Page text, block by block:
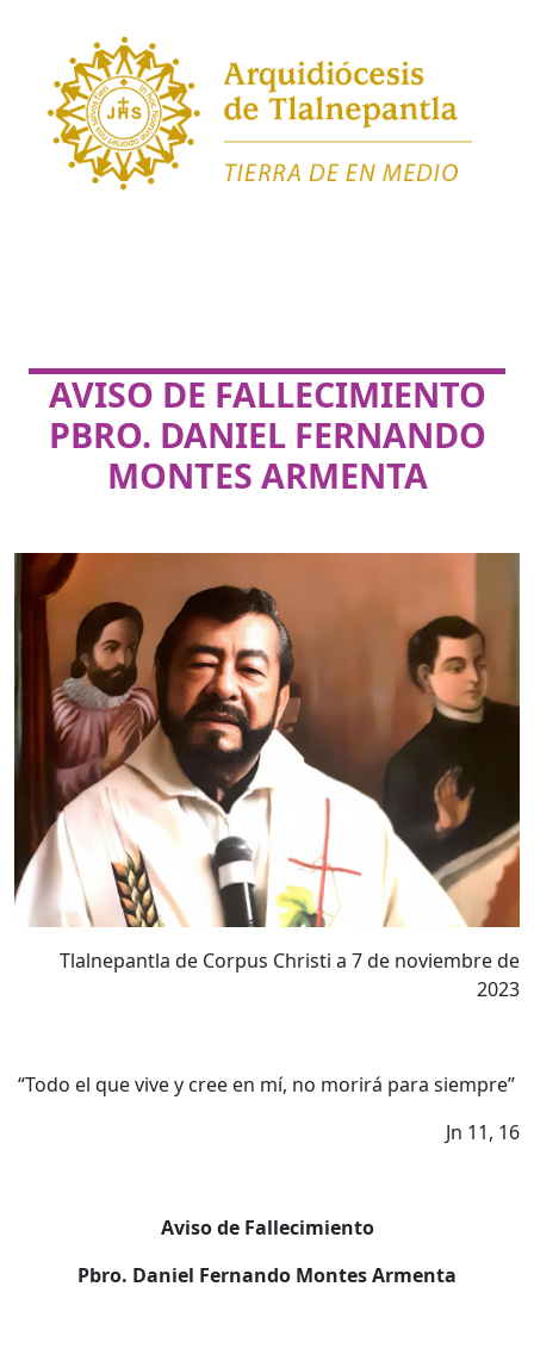
AVISO DE FALLECIMIENTO
PBRO. DANIEL FERNANDO
MONTES ARMENTA
Tlalnepantla de Corpus Christi a 7 de noviembre de
2023
“Todo el que vive y cree en mí, no morirá para siempre”
Jn 11, 16
Aviso de Fallecimiento
Pbro. Daniel Fernando Montes Armenta